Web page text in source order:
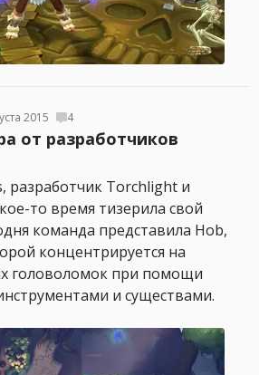
2015 4
от разработчиков
разработчик Torchlight и
то время тизерила свой
команда представила Hob,
концентрируется на
головоломок при помощи
и существами.